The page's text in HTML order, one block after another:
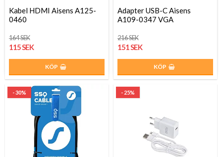
Kabel HDMI Aisens A125-
0460
164 SEK
115 SEK
KÖP
Adapter USB-C Aisens
A109-0347 VGA
216 SEK
151 SEK
KÖP
- 30% - 25%